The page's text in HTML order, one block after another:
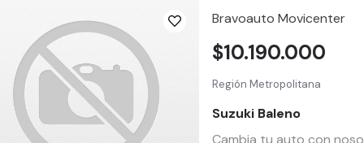
Bravoauto Movicenter
Región Metropolitana
Suzuki Baleno
Cambia tu auto con
$10.190.000